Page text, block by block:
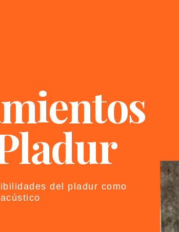
del pladur como